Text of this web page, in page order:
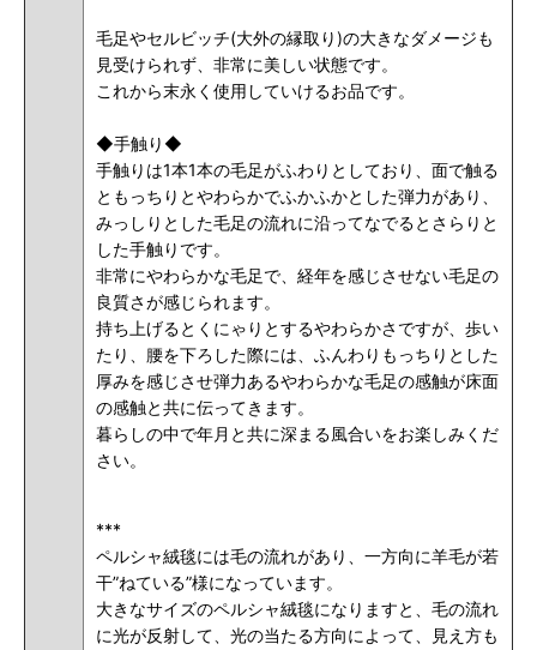
毛足やセルビッチ(大外の縁取り)の大きなダメージも
見受けられず、 非常に美しい状態です。
これから末永く使用していけるお品です。
◆手触り◆
手触りは1本1本の毛足がふわりとしており、面で触る
ともっちりとやわらかでふかふかとした弾力があり、
みっしりとした毛足の流れに沿ってなでるとさらりと
した手触りです。
非常にやわらかな毛足で、経年を感じさせない毛足の
良質さが感じられます。
持ち上げるとくにゃりとするやわらかさですが、歩い
たり、腰を下ろした際には、ふんわりもっちりとした
厚みを感じさせ弾力あるやわらかな毛足の感触が床面
の感触と共に伝ってきます。
暮らしの中で年月と共に深まる風合いをお楽しみくだ
さい。
***
ペルシャ絨毯には毛の流れがあり、一方向に羊毛が若
干”ねている”様になっています。
大きなサイズのペルシャ絨毯になりますと、毛の流れ
に光が反射して、光の当たる方向によって、見え方も